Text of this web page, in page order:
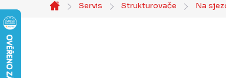
Domů
Servis Strukturovače Na